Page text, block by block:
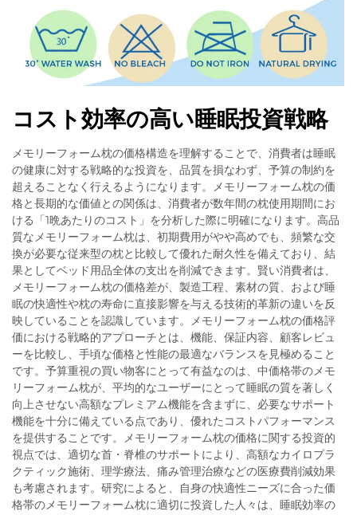
コスト効率の高い睡眠投資戦略
メモリーフォーム枕の価格構造を理解することで、消費者は睡眠
の健康に対する戦略的な投資を、品質を損なわず、予算の制約を
超えることなく行えるようになります。メモリーフォーム枕の価
格と長期的な価値との関係は、消費者が数年間の枕使用期間にお
ける「1晩あたりのコスト」を分析した際に明確になります。高品
質なメモリーフォーム枕は、初期費用がやや高めでも、頻繁な交
換が必要な従来型の枕と比較して優れた耐久性を備えており、結
果としてベッド用品全体の支出を削減できます。賢い消費者は、
メモリーフォーム枕の価格差が、製造工程、素材の質、および睡
眠の快適性や枕の寿命に直接影響を与える技術的革新の違いを反
映していることを認識しています。メモリーフォーム枕の価格評
価における戦略的アプローチとは、機能、保証内容、顧客レビュ
ーを比較し、手頃な価格と性能の最適なバランスを見極めること
です。予算重視の買い物客にとって有益なのは、中価格帯のメモ
リーフォーム枕が、平均的なユーザーにとって睡眠の質を著しく
向上させない高額なプレミアム機能を含まずに、必要なサポート
機能を十分に備えている点であり、優れたコストパフォーマンス
を提供することです。メモリーフォーム枕の価格に関する投資的
視点では、適切な首・脊椎のサポートにより、高額なカイロプラ
クティック施術、理学療法、痛み管理治療などの医療費削減効果
も考慮されます。研究によると、自身の快適性ニーズに合った価
格帯のメモリーフォーム枕に適切に投資した人々は、睡眠効率の